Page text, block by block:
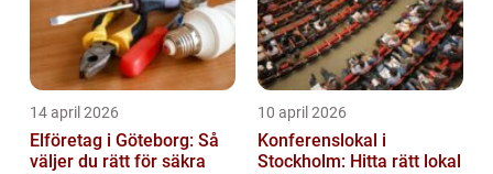
14 april 2026
Elföretag i Göteborg: Så
väljer du rätt för säkra
10 april 2026
Konferenslokal i
Stockholm: Hitta rätt lokal